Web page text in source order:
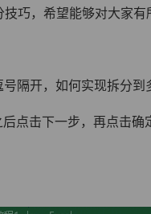
巧，希望能够对大家有
隔开，如何实现拆分到
点击下一步，再点击